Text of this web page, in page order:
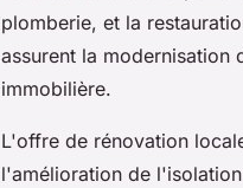
plomberie, et la
assurent la modernisation
immobilière.
L'offre de rénovation
l'amélioration de